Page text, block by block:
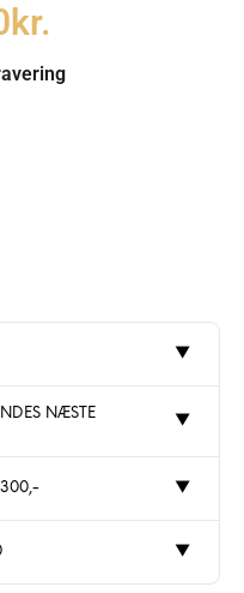
kr.
▼
NÆSTE
▼
300,- ▼
▼